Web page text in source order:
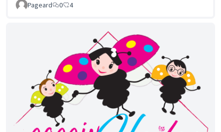
Pageard
0 4